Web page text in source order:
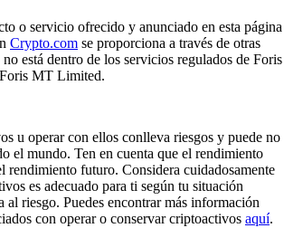
o servicio ofrecido y anunciado en esta página
Crypto.com se proporciona a través de otras
está dentro de los servicios regulados de Foris
MT Limited.
u operar con ellos conlleva riesgos y puede no
el mundo. Ten en cuenta que el rendimiento
rendimiento futuro. Considera cuidadosamente
es adecuado para ti según tu situación
al riesgo. Puedes encontrar más información
con operar o conservar criptoactivos aquí.